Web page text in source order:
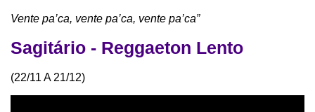
Vente pa’ca, vente pa’ca, vente pa’ca”
Sagitário - Reggaeton Lento
(22/11 A 21/12)